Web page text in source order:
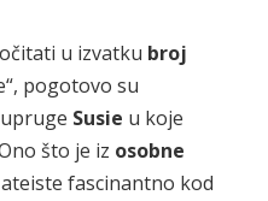
u izvatku broj
pogotovo su
Susie u koje
što je iz osobne
fascinantno kod